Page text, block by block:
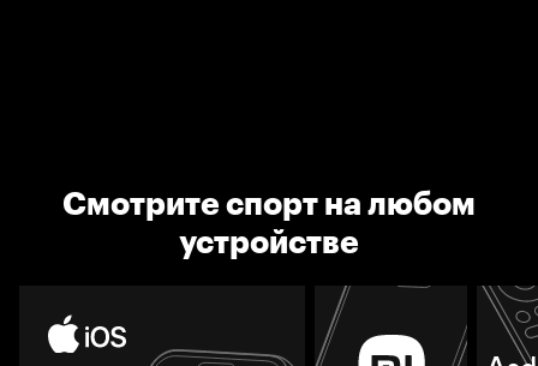
Смотрите спорт на любом
устройстве